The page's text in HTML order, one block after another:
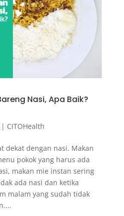
Nasi, Apa Baik?
CITOHealth
dekat dengan nasi. Makan
pokok yang harus ada
makan mie instan sering
ada nasi dan ketika
malam yang sudah tidak